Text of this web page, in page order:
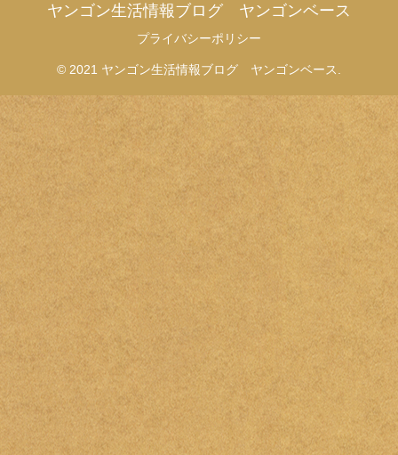
ヤンゴン生活情報ブログ ヤンゴンベース
プライバシーポリシー
© 2021 ヤンゴン生活情報ブログ ヤンゴンベース.